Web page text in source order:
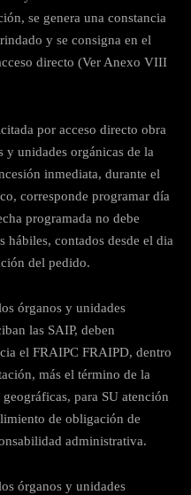
se genera una constancia
y se consigna en el
directo (Ver Anexo VIII
por acceso directo obra
y unidades orgánicas de la
inmediata, durante el
corresponde programar día
programada no debe
hábiles, contados desde el dia
del pedido.
órganos y unidades
las SAIP, deben
el FRAIPC FRAIPD, dentro
más el término de la
para SU atención
de obligación de
administrativa.
órganos y unidades